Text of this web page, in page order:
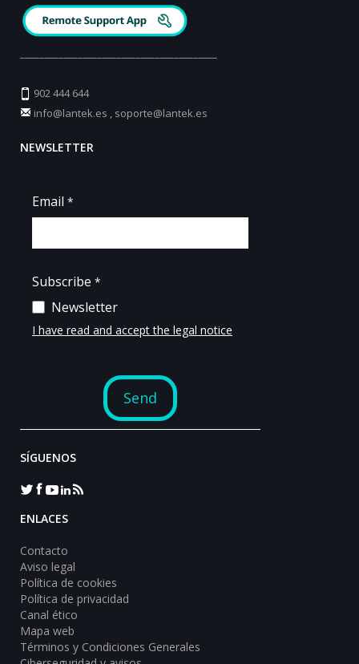
902 444 644
info@lantek.es , soporte@lantek.es
NEWSLETTER
SÍGUENOS
ENLACES
Contacto
Aviso legal
Política de cookies
Política de privacidad
Canal ético
Mapa web
Términos y Condiciones Generales